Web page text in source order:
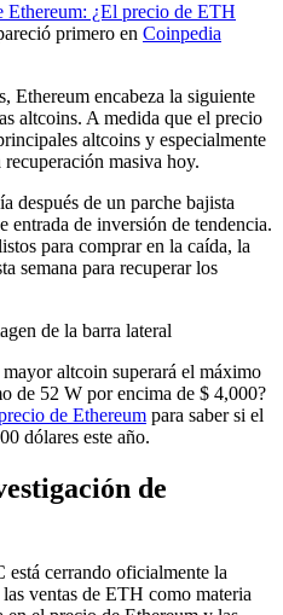
Ethereum: ¿El precio de ETH
primero en Coinpedia
Ethereum encabeza la siguiente
altcoins. A medida que el precio
altcoins y especialmente
recuperación masiva hoy.
después de un parche bajista
entrada de inversión de tendencia.
para comprar en la caída, la
semana para recuperar los
altcoin superará el máximo
de 52 W por encima de $ 4,000?
de Ethereum para saber si el
dólares este año.
de
está cerrando oficialmente la
ventas de ETH como materia